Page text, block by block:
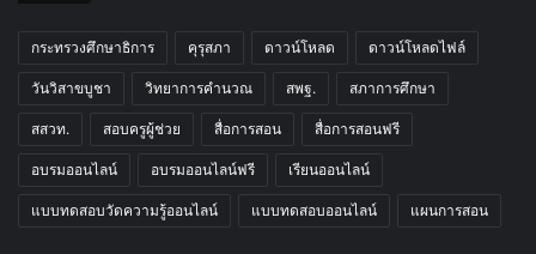
กระทรวงศึกษาธิการ คุรุสภา ดาวน์โหลด ดาวน์โหลดไฟล์
วันวิสาขบูชา วิทยาการคำนวณ สพฐ. สภาการศึกษา
สสวท. สอบครูผู้ช่วย สื่อการสอน สื่อการสอนฟรี
อบรมออนไลน์ อบรมออนไลน์ฟรี เรียนออนไลน์
แบบทดสอบวัดความรู้ออนไลน์ แบบทดสอบออนไลน์ แผนการสอน